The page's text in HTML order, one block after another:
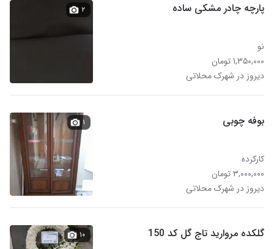
پارچه چادر مشکی ساده
نو
۱,۳۵۰,۰۰۰ تومان
دیروز در شهرک محلاتی
۲
بوفه چوبی
کارکرده
۳,۰۰۰,۰۰۰ تومان
دیروز در شهرک محلاتی
۱
گلکده مروارید تاج گل کد 150 ۱۰